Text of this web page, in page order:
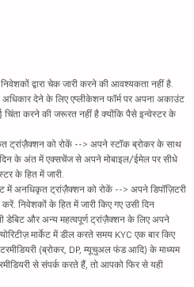
द्वारा चेक जारी करने की आवश्यकता नहीं है.
देने के लिए एप्लीकेशन फॉर्म पर अपना अकाउंट
करने की जरूरत नहीं है क्योंकि पैसे इन्वेस्टर के
को रोकें --> अपने स्टॉक ब्रोकर के साथ
के अंत में एक्सचेंज से अपने मोबाइल/ईमेल पर सीधे
के हित में जारी.
में अनधिकृत ट्रांज़ैक्शन को रोकें --> अपने डिपॉज़िटरी
निवेशकों के हित में जारी किए गए उसी दिन
और अन्य महत्वपूर्ण ट्रांज़ैक्शन के लिए अपने
मार्केट में डील करते समय KYC एक बार किए
(ब्रोकर, DP, म्यूचुअल फंड आदि) के माध्यम
से संपर्क करते हैं, तो आपको फिर से यही